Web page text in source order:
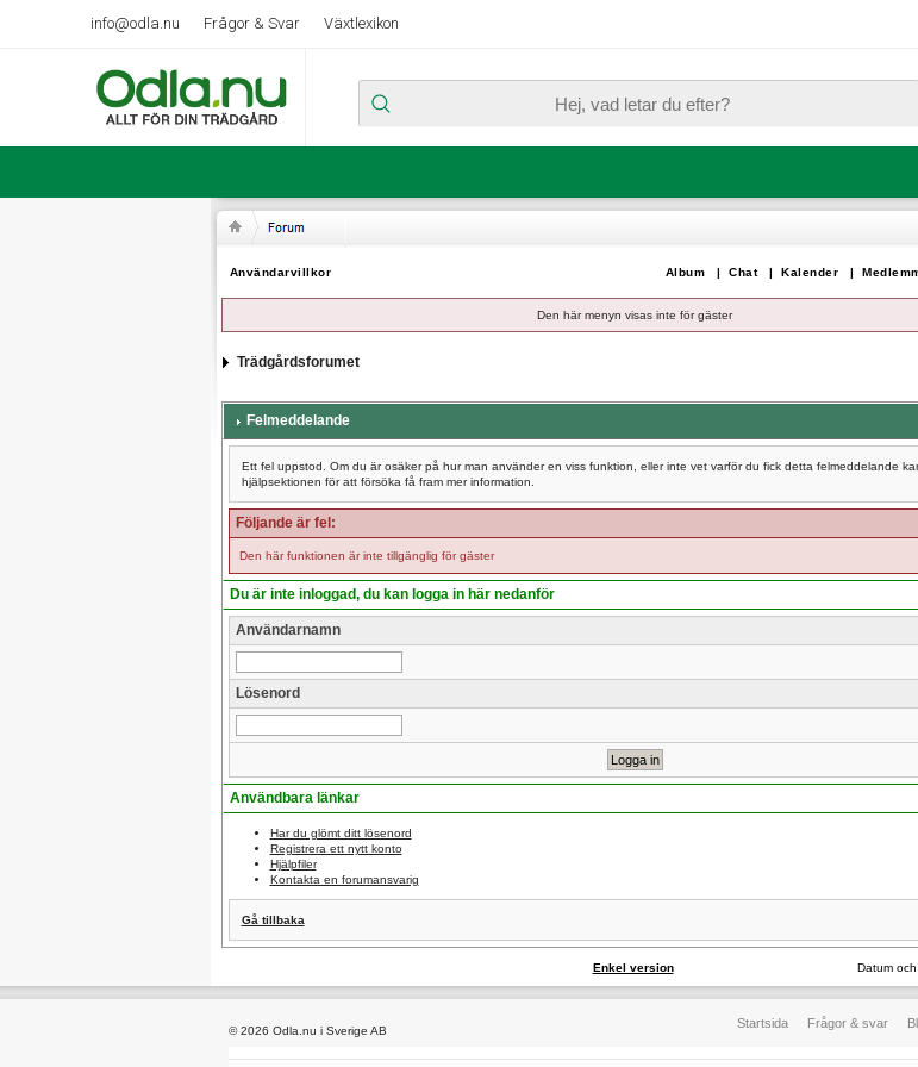
info@odla.nu Frågor & Svar Växtlexikon
Användarvillkor Kalender |
Chat |
Album |
Den här menyn visas inte för gäster
Trädgårdsforumet
Felmeddelande
Ett fel uppstod. Om du är osäker på hur man använder en viss funktion, eller inte vet varför du fick detta felmeddelande
hjälpsektionen för att försöka få fram mer information.
Följande är fel:
Den här funktionen är inte tillgänglig för gäster
Du är inte inloggad, du kan logga in här nedanför
Användarnamn
Lösenord
Användbara länkar
Har du glömt ditt lösenord
Registrera ett nytt konto
Hjälpfiler
Kontakta en forumansvarig
Gå tillbaka
Enkel version Datum
© 2026 Odla.nu i Sverige AB
Startsida Frågor & svar